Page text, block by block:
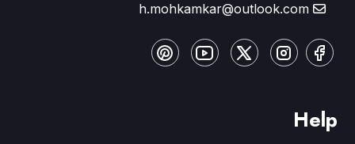
h.mohkamkar@outlook.com
Help